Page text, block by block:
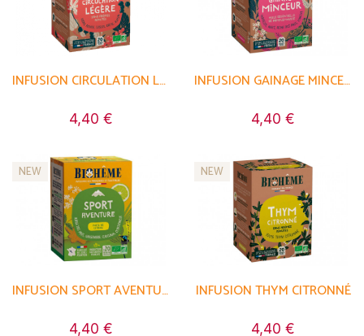
INFUSION CIRCULATION LÉGÈRE
4,40 €
INFUSION GAINAGE MINCEUR
4,40 €
NEW
INFUSION SPORT AVENTURE
4,40 €
NEW
INFUSION THYM CITRONNÉ
4,40 €